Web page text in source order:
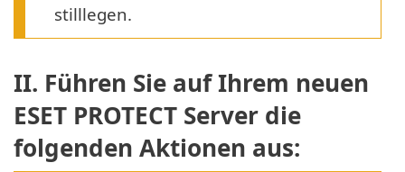
stilllegen.
II. Führen Sie auf Ihrem neuen
ESET PROTECT Server die
folgenden Aktionen aus: